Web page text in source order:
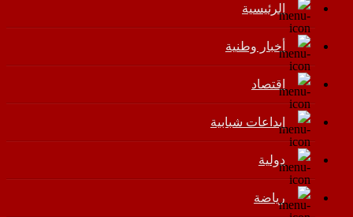
الرئيسية
أخبار وطنية
اقتصاد
إبداعات شبابية
دولية
رياضة